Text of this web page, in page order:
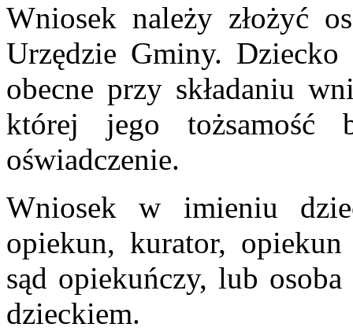
Wniosek należy złożyć
Urzędzie Gminy.
obecne przy składaniu
której jego tożsamość
oświadczenie.
Wniosek w imieniu
opiekun, kurator,
sąd opiekuńczy, lub
dzieckiem.